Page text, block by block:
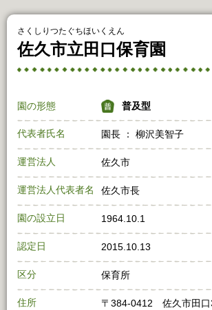
さくしりつたぐちほいくえん
佐久市立田口保育園
園の形態 普及型
代表者氏名 園長 ： 柳沢美智子
運営法人 佐久市
運営法人代表者名 佐久市長
園の設立日 1964.10.1
認定日 2015.10.13
区分 保育所
住所 〒384-0412 佐久市田口